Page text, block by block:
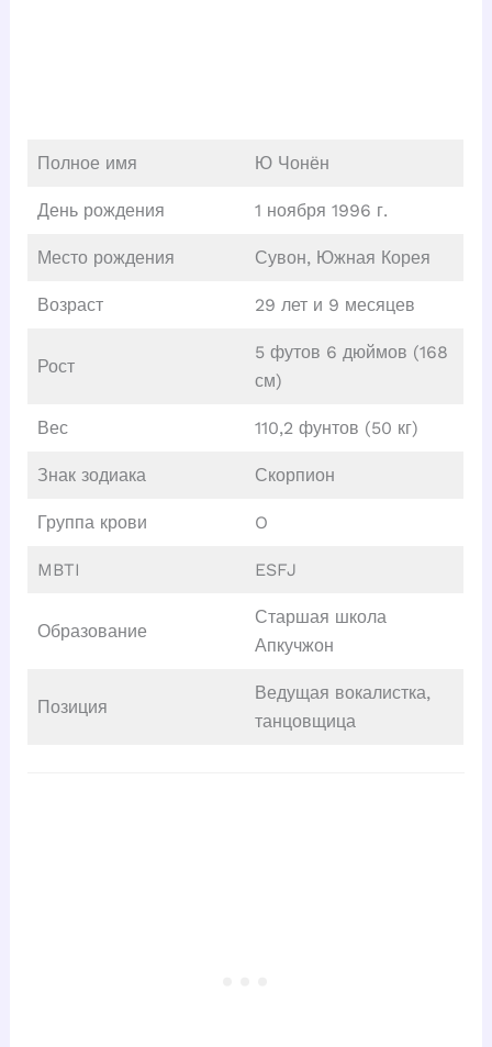
Полное имя Ю Чонён
День рождения 1 ноября 1996 г.
Место рождения Сувон, Южная Корея
Возраст 29 лет и 9 месяцев
Рост
5 футов 6 дюймов (168
см)
Вес 110,2 фунтов (50 кг)
Знак зодиака Скорпион
Группа крови O
MBTI ESFJ
Образование
Старшая школа
Апкучжон
Позиция
Ведущая вокалистка,
танцовщица